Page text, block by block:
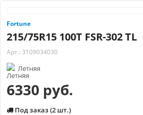
Fortune
215/75R15 100T FSR-302 TL
Арт.: 3109034030
Летняя
6330 руб.
Под заказ (2 шт.)